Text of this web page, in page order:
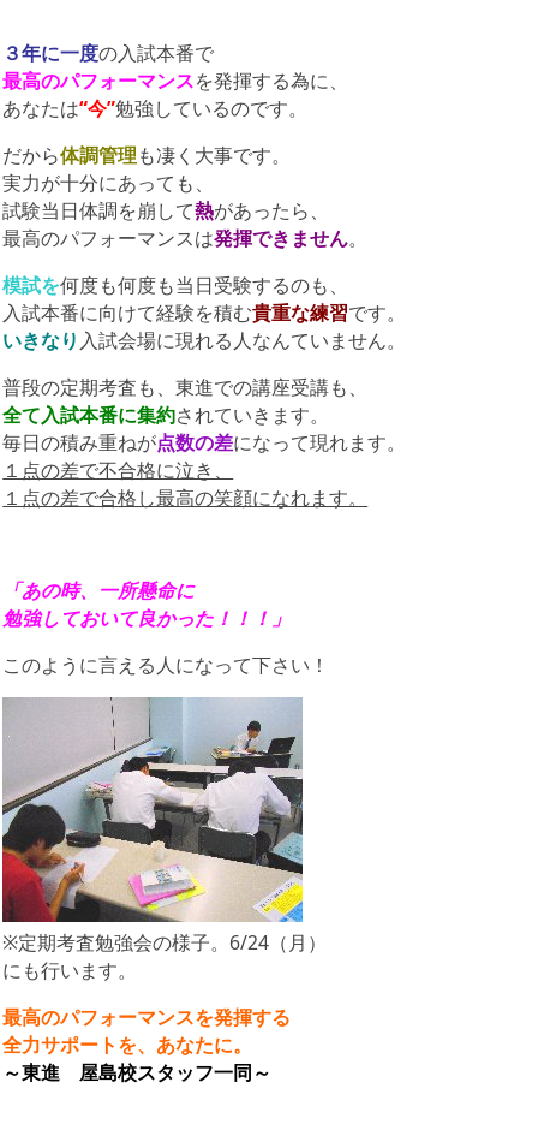
３年に一度の入試本番で
最高のパフォーマンスを発揮する為に、
あなたは“今”勉強しているのです。
だから体調管理も凄く大事です。
実力が十分にあっても、
試験当日体調を崩して熱があったら、
最高のパフォーマンスは発揮できません。
模試を何度も何度も当日受験するのも、
入試本番に向けて経験を積む貴重な練習です。
いきなり 入試会場に現れる人なんていません。
普段の定期考査も、東進での講座受講も、
全て入試本番に集約されていきます。
毎日の積み重ねが点数の差になって現れます。
１点の差で不合格に泣き、
１点の差で合格し最高の笑顔になれます。
「あの時、一所懸命に
勉強しておいて良かった！！！」
このように言える人になって下さい！
※定期考査勉強会の様子。6/24（月）
にも行います。
最高のパフォーマンスを発揮する
全力サポートを、あなたに。
～東進 屋島校スタッフ一同～